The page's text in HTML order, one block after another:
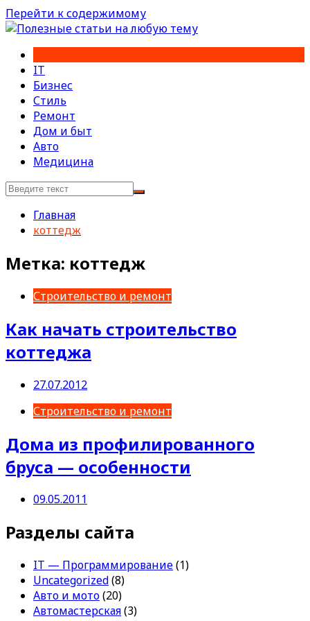
Перейти к содержимому
IT
Бизнес
Стиль
Ремонт
Дом и быт
Авто
Медицина
Главная
коттедж
Метка: коттедж
Строительство и ремонт
Как начать строительство
коттеджа
27.07.2012
Строительство и ремонт
Дома из профилированного
бруса — особенности
09.05.2011
Разделы сайта
IT — Программирование(1)
Uncategorized(8)
Авто и мото(20)
Автомастерская(3)